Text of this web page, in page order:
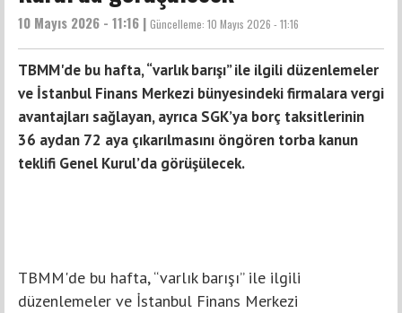
10 Mayıs 2026 - 11:16 | Güncelleme: 10 Mayıs 2026 - 11:16
TBMM'de bu hafta, “varlık barışı” ile ilgili düzenlemeler
ve İstanbul Finans Merkezi bünyesindeki firmalara vergi
avantajları sağlayan, ayrıca SGK’ya borç taksitlerinin
36 aydan 72 aya çıkarılmasını öngören torba kanun
teklifi Genel Kurul’da görüşülecek.
TBMM'de bu hafta, “varlık barışı” ile ilgili
düzenlemeler ve İstanbul Finans Merkezi